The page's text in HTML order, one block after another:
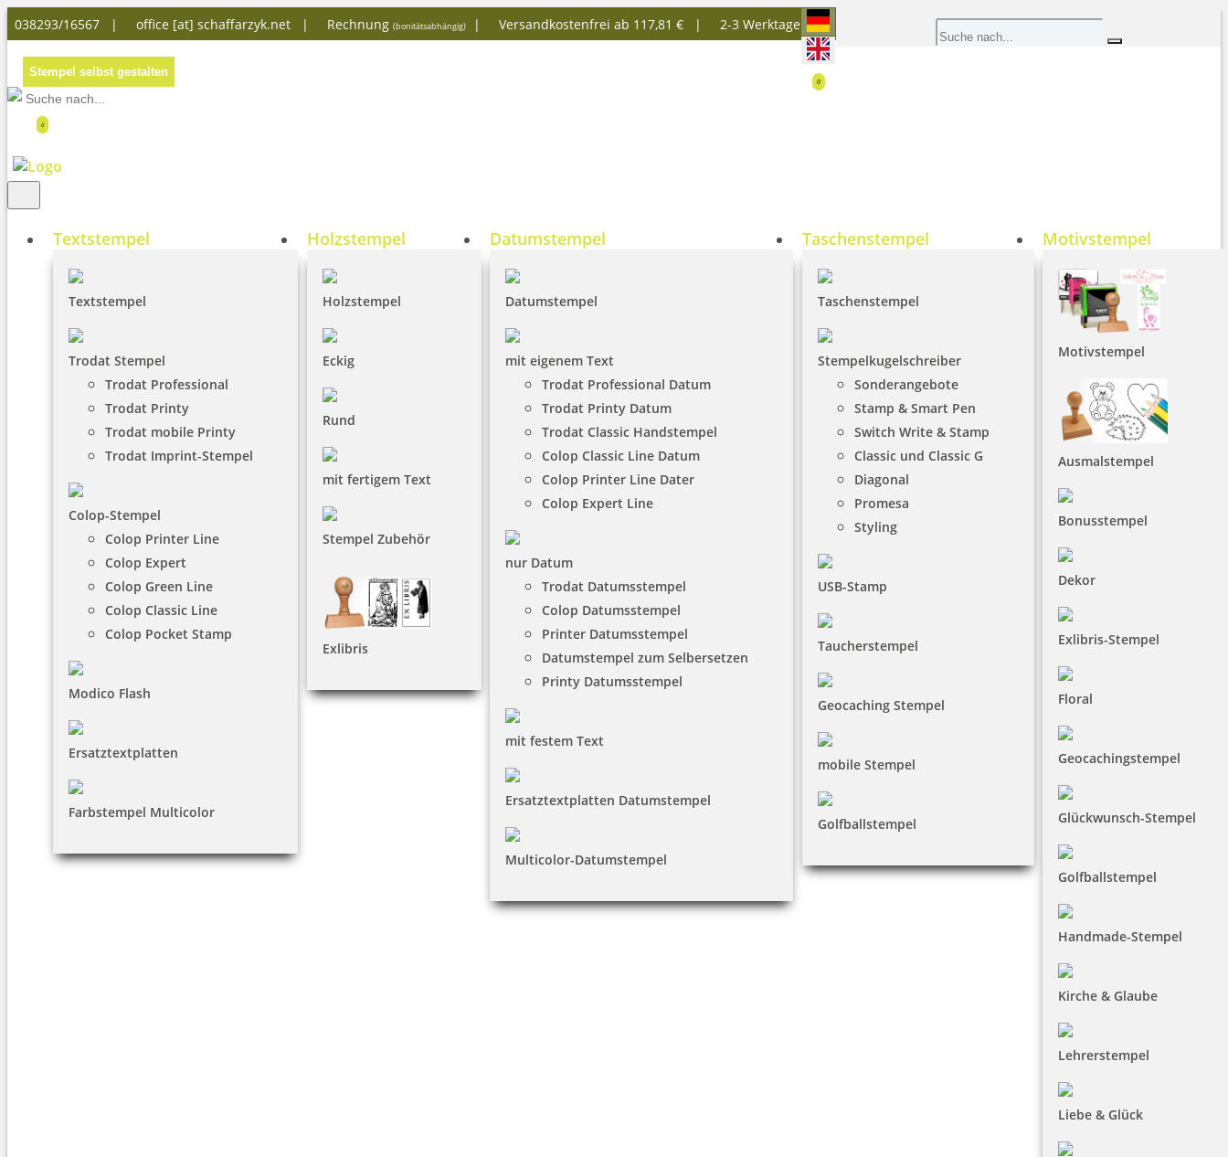
038293/16567 | office [at] schaffarzyk.net | Rechnung (bonitätsabhängig) | Versandkostenfrei ab 117,81 € | 2-3 Werktage
0
Stempel selbst gestalten
0
Textstempel
Textstempel
Trodat Stempel
Trodat Professional
Trodat Printy
Trodat mobile Printy
Trodat Imprint-Stempel
Colop-Stempel
Colop Printer Line
Colop Expert
Colop Green Line
Colop Classic Line
Colop Pocket Stamp
Modico Flash
Ersatztextplatten
Farbstempel Multicolor
Holzstempel
Holzstempel
Eckig
Rund
mit fertigem Text
Stempel Zubehör
Exlibris
Datumstempel
Datumstempel
mit eigenem Text
Trodat Professional Datum
Trodat Printy Datum
Trodat Classic Handstempel
Colop Classic Line Datum
Colop Printer Line Dater
Colop Expert Line
nur Datum
Trodat Datumsstempel
Colop Datumsstempel
Printer Datumsstempel
Datumstempel zum Selbersetzen
Printy Datumsstempel
mit festem Text
Ersatztextplatten Datumstempel
Multicolor-Datumstempel
Taschenstempel
Taschenstempel
Stempelkugelschreiber
Sonderangebote
Stamp & Smart Pen
Switch Write & Stamp
Classic und Classic G
Diagonal
Promesa
Styling
USB-Stamp
Taucherstempel
Geocaching Stempel
mobile Stempel
Golfballstempel
Motivstempel
Motivstempel
Ausmalstempel
Bonusstempel
Dekor
Exlibris-Stempel
Floral
Geocachingstempel
Glückwunsch-Stempel
Golfballstempel
Handmade-Stempel
Kirche & Glaube
Lehrerstempel
Liebe & Glück